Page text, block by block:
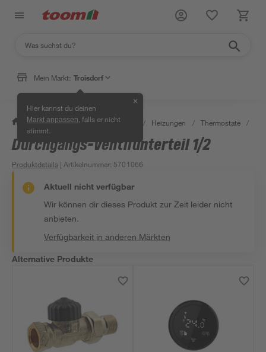
Mein Markt: Troisdorf
Hier kannst du deinen
Markt anpassen , falls er nicht
stimmt.
✕
/ Bauen & Renovieren / Heizen / Heizungen / Thermostate /
Durchgangs-Ventilunterteil 1/2
Produktdetails | Artikelnummer: 5701066
Aktuell nicht verfügbar
Wir können dir dieses Produkt zur Zeit leider nicht
anbieten.
Verfügbarkeit in anderen Märkten
Alternative Produkte